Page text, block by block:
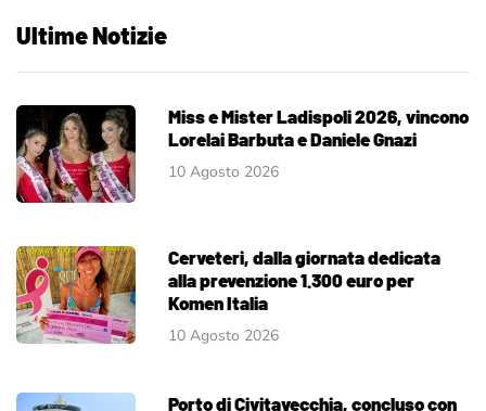
Ultime Notizie
Miss e Mister Ladispoli 2026, vincono
Lorelai Barbuta e Daniele Gnazi
10 Agosto 2026
Cerveteri, dalla giornata dedicata
alla prevenzione 1.300 euro per
Komen Italia
10 Agosto 2026
Porto di Civitavecchia, concluso con